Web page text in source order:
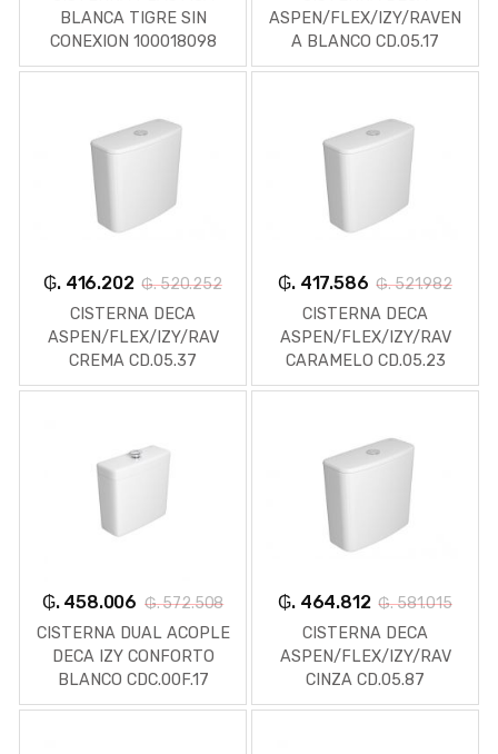
BLANCA TIGRE SIN
CONEXION 100018098
ASPEN/FLEX/IZY/RAVEN
A BLANCO CD.05.17
₲. 416.202 ₲. 520.252
CISTERNA DECA
ASPEN/FLEX/IZY/RAV
CREMA CD.05.37
₲. 417.586 ₲. 521.982
CISTERNA DECA
ASPEN/FLEX/IZY/RAV
CARAMELO CD.05.23
₲. 458.006 ₲. 572.508
CISTERNA DUAL ACOPLE
DECA IZY CONFORTO
BLANCO CDC.00F.17
₲. 464.812 ₲. 581.015
CISTERNA DECA
ASPEN/FLEX/IZY/RAV
CINZA CD.05.87